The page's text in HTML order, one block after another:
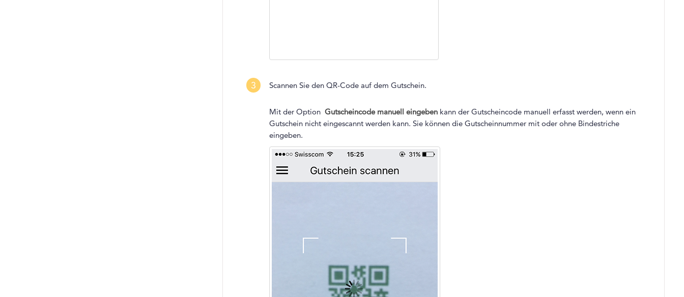
3 Scannen Sie den QR-Code auf dem Gutschein.
Mit der Option Gutscheincode manuell eingebenkann der Gutscheincode manuell erfasst werden, wenn ein
Gutschein nicht eingescannt werden kann. Sie können die Gutscheinnummer mit oder ohne Bindestriche
eingeben.